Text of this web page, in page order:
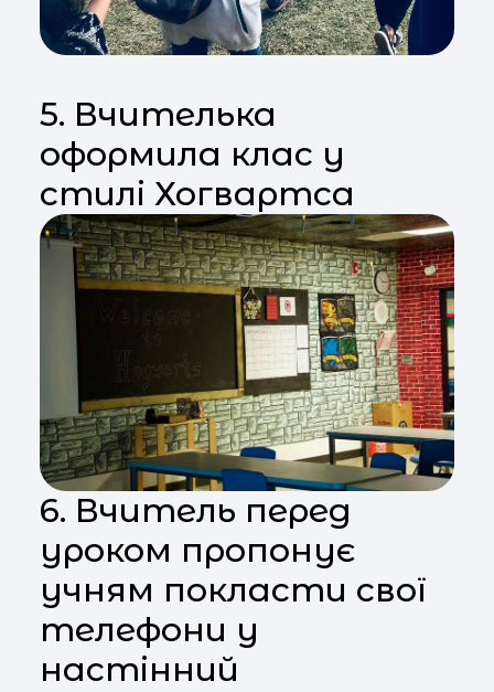
5. Вчителька
оформила клас у
стилі Хогвартса
6. Вчитель перед
уроком пропонує
учням покласти свої
телефони у
настінний